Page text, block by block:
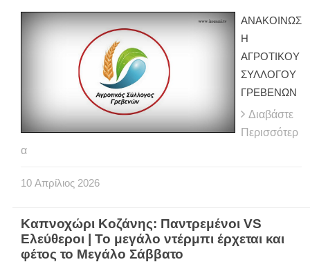
ΑΝΑΚΟΙΝΩΣ
Η
ΑΓΡΟΤΙΚΟΥ
ΣΥΛΛΟΓΟΥ
ΓΡΕΒΕΝΩΝ
Διαβάστε
Περισσότερ
α
10 Απρίλιος 2026
Καπνοχώρι Κοζάνης: Παντρεμένοι VS
Ελεύθεροι | Το μεγάλο ντέρμπι έρχεται και
φέτος το Μεγάλο Σάββατο